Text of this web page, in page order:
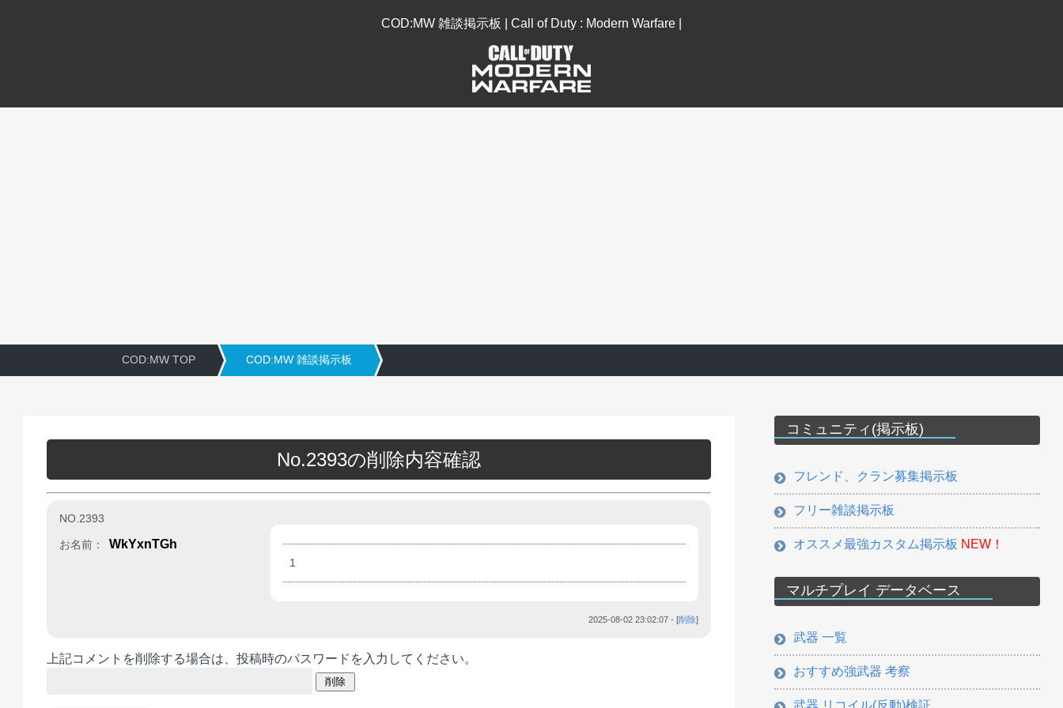
COD:MW 雑談掲示板 | Call of Duty : Modern Warfare |
COD:MW TOP COD:MW 雑談掲示板
No.2393の削除内容確認
NO.2393
お名前： WkYxnTGh
1
2025-08-02 23:02:07 - [削除]
上記コメントを削除する場合は、投稿時のパスワードを入力してください。
コミュニティ(掲示板)
フレンド、クラン募集掲示板
フリー雑談掲示板
オススメ最強カスタム掲示板 NEW！
マルチプレイ データベース
武器 一覧
おすすめ強武器 考察
武器 リコイル(反動)検証